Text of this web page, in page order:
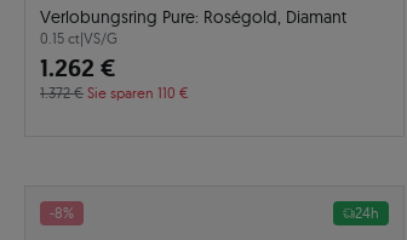
Verlobungsring Pure: Roségold, Diamant
0.15 ct|VS/G
1.262 €
1.372 € Sie sparen 110 €
-8% 24h